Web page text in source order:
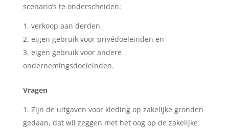
scenario’s te onderscheiden:
verkoop aan derden,
eigen gebruik voor privédoeleinden en
eigen gebruik voor andere
ondernemingsdoeleinden.
Vragen
Zijn de uitgaven voor kleding op zakelijke gronden
gedaan, dat wil zeggen met het oog op de zakelijke